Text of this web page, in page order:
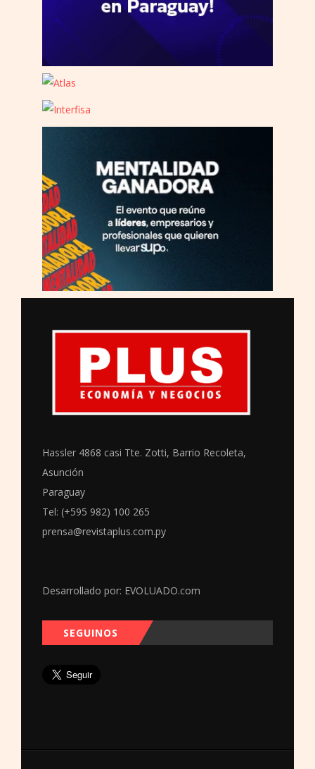
Hassler 4868 casi Tte. Zotti, Barrio Recoleta,
Asunción
Paraguay
Tel: (+595 982) 100 265
prensa@revistaplus.com.py
Desarrollado por: EVOLUADO.com
SEGUINOS